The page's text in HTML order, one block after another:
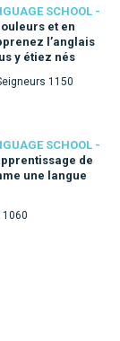
SCHOOL -
et en
l’anglais
y étiez nés
1150
SCHOOL -
de
une langue
1060